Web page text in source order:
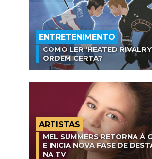
ENTRETENIMENTO
COMO LER ‘HEATED
ORDEM CERTA?
ARTISTAS
MEL SUMMERS RETORNA À
E INICIA NOVA FASE DE
NA TV